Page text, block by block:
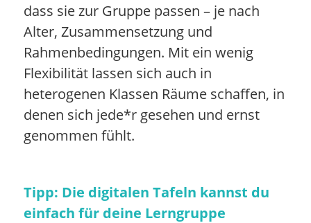
dass sie zur Gruppe passen – je nach
Alter, Zusammensetzung und
Rahmenbedingungen. Mit ein wenig
Flexibilität lassen sich auch in
heterogenen Klassen Räume schaffen, in
denen sich jede*r gesehen und ernst
genommen fühlt.
Tipp: Die digitalen Tafeln kannst du
einfach für deine Lerngruppe